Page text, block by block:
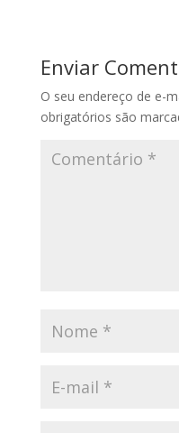
Enviar
O seu endereço de e-
obrigatórios são